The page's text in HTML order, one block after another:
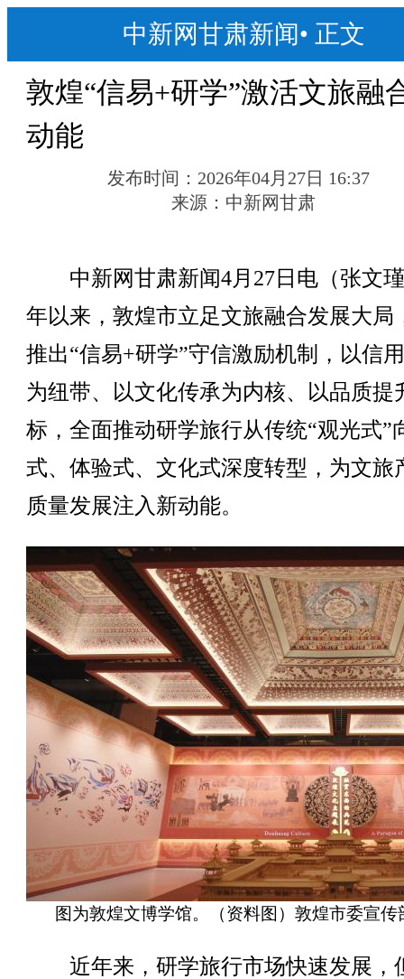
中新网甘肃新闻• 正文
敦煌“信易+研学”激活文旅融
动能
发布时间： 2026年04月27日 16:37
来源： 中新网甘肃
中新网甘肃新闻4月27日电（张文
年以来，敦煌市立足文旅融合发展大局
推出“信易+研学”守信激励机制，以信
为纽带、以文化传承为内核、以品质提
标，全面推动研学旅行从传统“观光式”
式、体验式、文化式深度转型，为文旅
质量发展注入新动能。
图为敦煌文博学馆。（资料图）敦煌市委宣传
近年来，研学旅行市场快速发展，